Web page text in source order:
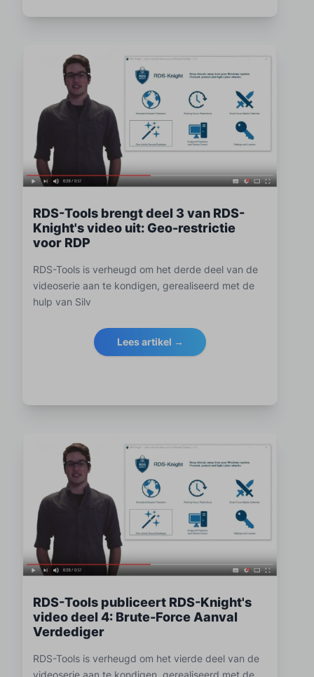
RDS-Tools brengt deel 3 van RDS-
Knight's video uit: Geo-restrictie
voor RDP
RDS-Tools is verheugd om het derde deel van de
videoserie aan te kondigen, gerealiseerd met de
hulp van Silv
Lees artikel →
RDS-Tools publiceert RDS-Knight's
video deel 4: Brute-Force Aanval
Verdediger
RDS-Tools is verheugd om het vierde deel van de
videoserie aan te kondigen, gerealiseerd met de